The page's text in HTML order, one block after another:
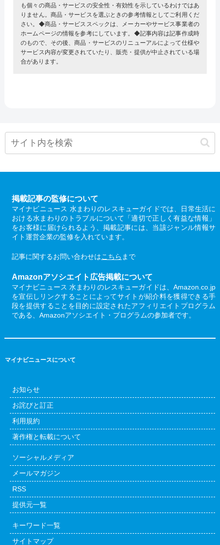
も個々の商品・サービスの安全性・有効性を示しているわけではあ
りません。商品・サービスを選ぶときの参考情報としてご利用くだ
さい。◆商品・サービススペックは、メーカーやサービス事業者の
ホームページの情報を参考にしています。◆記事内容は記事作成時
のもので、その後、商品・サービスのリニューアルによって仕様や
サービス内容が変更されていたり、販売・提供が中止されている場
合があります。
掲載記事の監修について
マイナビニュース 水まわりのレスキューガイドでは、日常生活に
おける水まわりのトラブルについて「適切で正しく有益な情報」
をお客様に届けられるよう、掲載記事には、当該ジャンル情報サ
イト運営企業の監修を入れています。
記事に関するお問い合わせはこちら まで
Amazonアソシエイト広告掲載について
マイナビニュース 水まわりのレスキューガイドは、Amazon.co.jp
を宣伝しリンクすることによってサイトが紹介料を獲得できる手
段を提供することを目的に設定されたアフィリエイトプログラム
である、Amazonアソシエイト・プログラムの参加者です。
マイナビニュースについて
お知らせ
お詫びと訂正
利用規約
著作権と転載について
ソーシャルメディア
メールマガジン
RSS
提供元一覧
キーワード一覧
サイトマップ